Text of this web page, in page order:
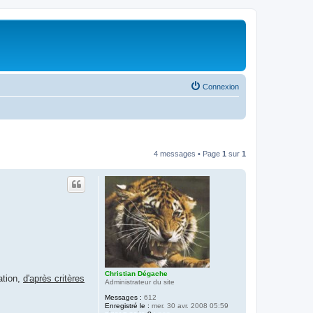
Connexion
4 messages • Page 1 sur 1
Christian Dégache
Administrateur du site
Messages : 612
Enregistré le : mer. 30 avr. 2008 05:59
d'après critères